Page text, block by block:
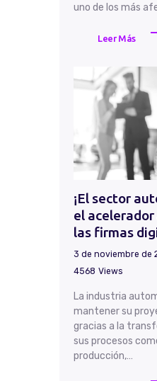
uno de los más
Leer Más
¡El sector
el
las firmas
3 de noviembre de
4568 Views
La industria
mantener su
gracias a la
sus procesos
producción,…